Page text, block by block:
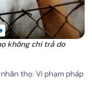
không chi trả do
thọ: Vi phạm pháp